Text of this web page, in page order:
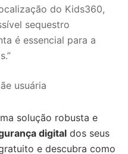
do Kids360,
sequestro
é essencial para a
usuária
solução robusta e
digital dos seus
e descubra como